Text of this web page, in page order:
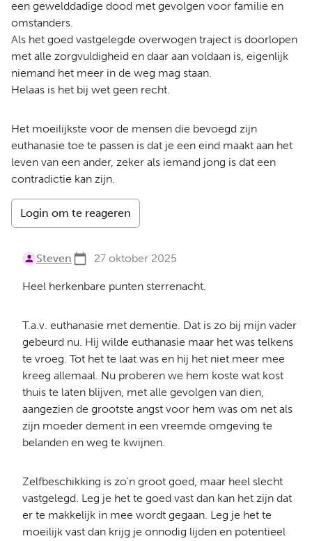
een gewelddadige dood met gevolgen voor familie en
omstanders.
Als het goed vastgelegde overwogen traject is doorlopen
met alle zorgvuldigheid en daar aan voldaan is, eigenlijk
niemand het meer in de weg mag staan.
Helaas is het bij wet geen recht.
Het moeilijkste voor de mensen die bevoegd zijn
euthanasie toe te passen is dat je een eind maakt aan het
leven van een ander, zeker als iemand jong is dat een
contradictie kan zijn.
Login om te reageren
Steven 27 oktober 2025
Heel herkenbare punten sterrenacht.
T.a.v. euthanasie met dementie. Dat is zo bij mijn vader
gebeurd nu. Hij wilde euthanasie maar het was telkens
te vroeg. Tot het te laat was en hij het niet meer mee
kreeg allemaal. Nu proberen we hem koste wat kost
thuis te laten blijven, met alle gevolgen van dien,
aangezien de grootste angst voor hem was om net als
zijn moeder dement in een vreemde omgeving te
belanden en weg te kwijnen.
Zelfbeschikking is zo'n groot goed, maar heel slecht
vastgelegd. Leg je het te goed vast dan kan het zijn dat
er te makkelijk in mee wordt gegaan. Leg je het te
moeilijk vast dan krijg je onnodig lijden en potentieel